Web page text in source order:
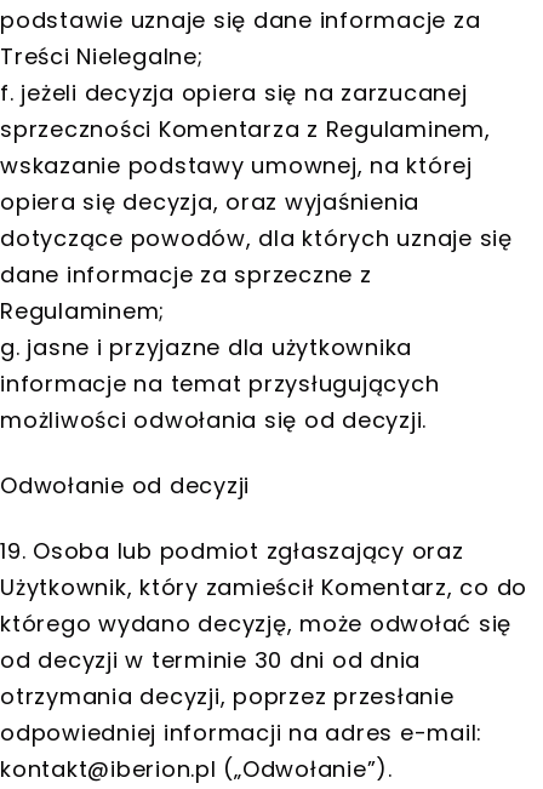
podstawie uznaje się dane informacje za
Treści Nielegalne;
f. jeżeli decyzja opiera się na zarzucanej
sprzeczności Komentarza z Regulaminem,
wskazanie podstawy umownej, na której
opiera się decyzja, oraz wyjaśnienia
dotyczące powodów, dla których uznaje się
dane informacje za sprzeczne z
Regulaminem;
g. jasne i przyjazne dla użytkownika
informacje na temat przysługujących
możliwości odwołania się od decyzji.
Odwołanie od decyzji
19. Osoba lub podmiot zgłaszający oraz
Użytkownik, który zamieścił Komentarz, co do
którego wydano decyzję, może odwołać się
od decyzji w terminie 30 dni od dnia
otrzymania decyzji, poprzez przesłanie
odpowiedniej informacji na adres e-mail:
kontakt@iberion.pl („Odwołanie”).